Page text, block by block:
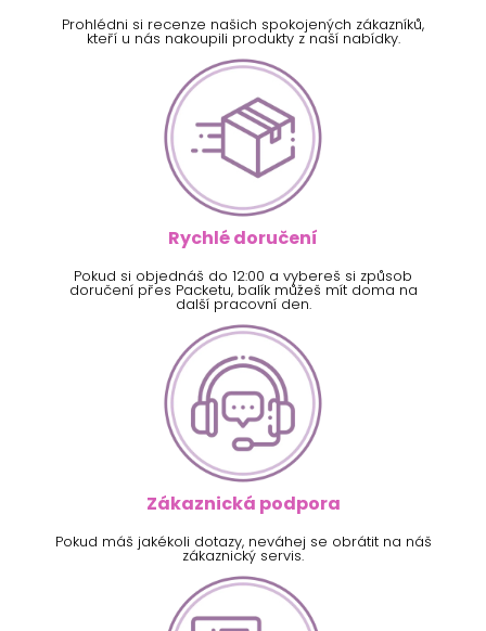
Prohlédni si recenze našich spokojených zákazníků,
kteří u nás nakoupili produkty z naší nabídky.
Rychlé doručení
Pokud si objednáš do 12:00 a vybereš si způsob
doručení přes Packetu, balík můžeš mít doma na
další pracovní den.
Zákaznická podpora
Pokud máš jakékoli dotazy, neváhej se obrátit na náš
zákaznický servis.